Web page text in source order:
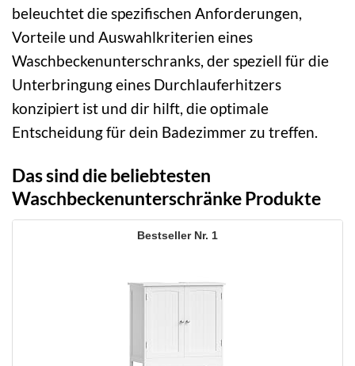
beleuchtet die spezifischen Anforderungen,
Vorteile und Auswahlkriterien eines
Waschbeckenunterschranks, der speziell für die
Unterbringung eines Durchlauferhitzers
konzipiert ist und dir hilft, die optimale
Entscheidung für dein Badezimmer zu treffen.
Das sind die beliebtesten
Waschbeckenunterschränke Produkte
1